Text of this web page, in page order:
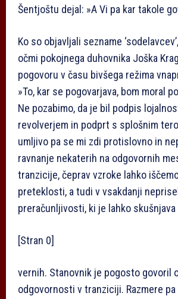
Šentjoštu dejal: »A Vi pa kar takole
Ko so objavljali sezname
očmi pokojnega duhovnika Joška
pogovoru v času bivšega režima
»To, kar se pogovarjava, bom moral
Ne pozabimo, da je bil podpis
revolverjem in podprt s splošnim
umljivo pa se mi zdi protislovno in
ravnanje nekaterih na odgovornih
tranzicije, čeprav vzroke lahko
preteklosti, a tudi v vsakdanji
preračunljivosti, ki je lahko
[Stran 0]
vernih. Stanovnik je pogosto govoril
odgovornosti v tranziciji. Razmere